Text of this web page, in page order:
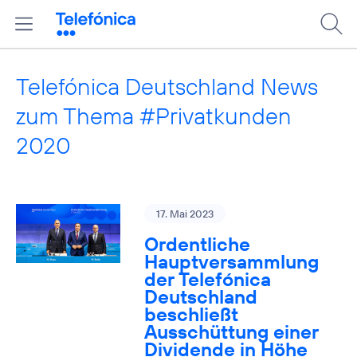
Telefónica Deutschland News
zum Thema #Privatkunden
2020
17. Mai 2023
Ordentliche
Hauptversammlung
der Telefónica
Deutschland
beschließt
Ausschüttung einer
Dividende in Höhe